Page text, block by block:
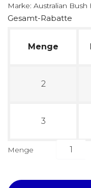
Marke: Australian Bush
Gesamt-Rabatte
Menge
2
3
Menge